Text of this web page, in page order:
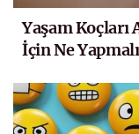
Yaşam Koçları
İçin Ne